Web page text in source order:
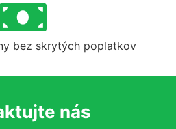
bez skrytých poplatkov
nás